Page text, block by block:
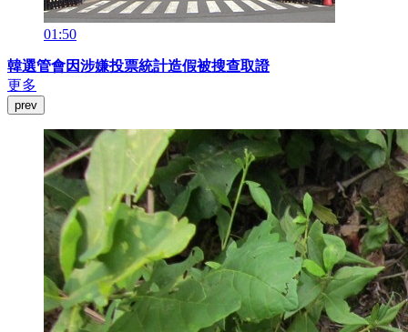
01:50
韓選管會因涉嫌投票統計造假被搜查取證
更多
prev